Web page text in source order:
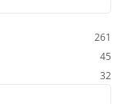
261
45
32